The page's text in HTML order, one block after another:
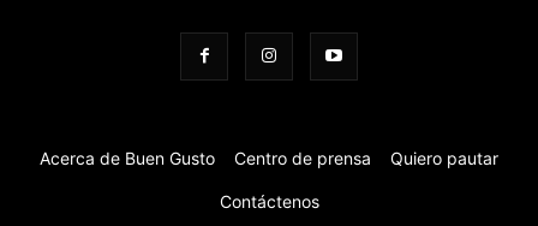
Acerca de Buen Gusto Centro de prensa Quiero pautar
Contáctenos